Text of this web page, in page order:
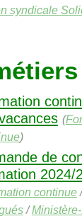
syndicale
(
)
de
2024/
continue
/